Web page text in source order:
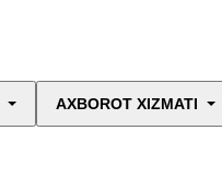
AXBOROT XIZMATI